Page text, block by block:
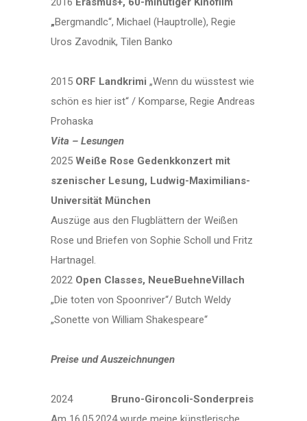
„Bergmandlc“, Michael (Hauptrolle), Regie
Uros Zavodnik, Tilen Banko
2015 ORF Landkrimi „Wenn du wüsstest wie
schön es hier ist“ / Komparse, Regie Andreas
Prohaska
Vita – Lesungen
2025 Weiße Rose Gedenkkonzert mit
szenischer Lesung, Ludwig-Maximilians-
Universität München
Auszüge aus den Flugblättern der Weißen
Rose und Briefen von Sophie Scholl und Fritz
Hartnagel.
2022 Open Classes, NeueBuehneVillach
„Die toten von Spoonriver“/ Butch Weldy
„Sonette von William Shakespeare“
Preise und Auszeichnungen
2024
Bruno-Gironcoli-Sonderpreis